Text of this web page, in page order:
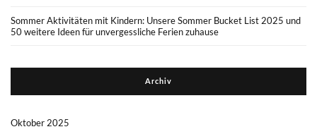
Sommer Aktivitäten mit Kindern: Unsere Sommer Bucket List 2025 und
50 weitere Ideen für unvergessliche Ferien zuhause
Archiv
Oktober 2025